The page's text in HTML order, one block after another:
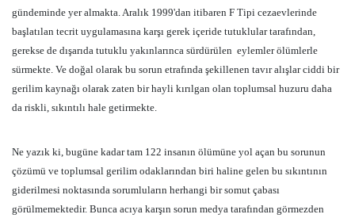
gündeminde yer almakta. Aralık 1999'dan itibaren F Tipi cezaevlerinde
başlatılan tecrit uygulamasına karşı gerek içeride tutuklular tarafından,
gerekse de dışarıda tutuklu yakınlarınca sürdürülen eylemler ölümlerle
sürmekte. Ve doğal olarak bu sorun etrafında şekillenen tavır alışlar ciddi bir
gerilim kaynağı olarak zaten bir hayli kırılgan olan toplumsal huzuru daha
da riskli, sıkıntılı hale getirmekte.
Ne yazık ki, bugüne kadar tam 122 insanın ölümüne yol açan bu sorunun
çözümü ve toplumsal gerilim odaklarından biri haline gelen bu sıkıntının
giderilmesi noktasında sorumluların herhangi bir somut çabası
görülmemektedir. Bunca acıya karşın sorun medya tarafından görmezden